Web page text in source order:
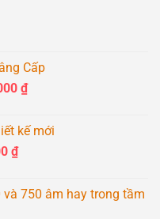
Cấp
₫Khoảng
8.600.000 ₫
kế mới
₫.
₫Giá
là:
750 âm hay trong tầm